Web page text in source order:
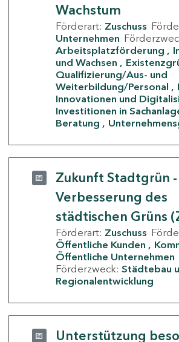
Wachstum
Förderart: Zuschuss
Unternehmen
Arbeitsplatzförderung
und Wachsen
Qualifizierung/Aus- und
Weiterbildung/Personal
Innovationen und
Investitionen in
Beratung
Zukunft Stadtgrün -
Verbesserung des
städtischen Grüns
Förderart: Zuschuss
Öffentliche Kunden
Öffentliche Unternehmen
Förderzweck: Städtebau
Regionalentwicklung
Unterstützung